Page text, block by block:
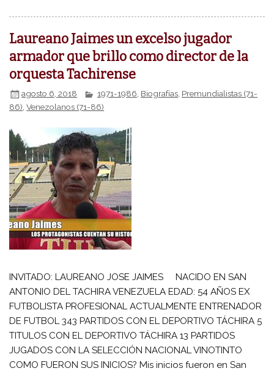
Laureano Jaimes un excelso jugador
armador que brillo como director de la
orquesta Tachirense
agosto 6, 2018 1971-1986 Biografías Premundialistas (71-
86) ,Venezolanos (71-86)
INVITADO: LAUREANO JOSE JAIMES NACIDO EN SAN
ANTONIO DEL TACHIRA VENEZUELA EDAD: 54 AÑOS EX
FUTBOLISTA PROFESIONAL ACTUALMENTE ENTRENADOR
DE FUTBOL 343 PARTIDOS CON EL DEPORTIVO TÁCHIRA 5
TITULOS CON EL DEPORTIVO TÁCHIRA 13 PARTIDOS
JUGADOS CON LA SELECCIÓN NACIONAL VINOTINTO
COMO FUERON SUS INICIOS? Mis inicios fueron en San